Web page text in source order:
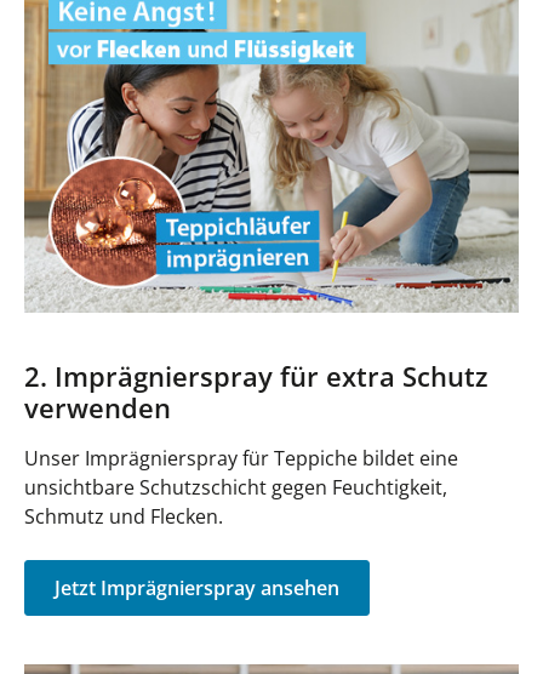
2. Imprägnierspray für extra Schutz
verwenden
Unser Imprägnierspray für Teppiche bildet eine
unsichtbare Schutzschicht gegen Feuchtigkeit,
Schmutz und Flecken.
Jetzt Imprägnierspray ansehen